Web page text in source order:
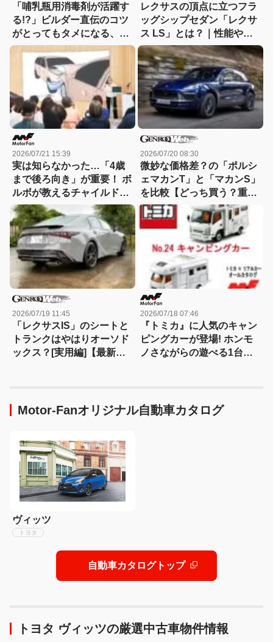
「哺乳瓶用消毒剤が活躍す
る!?」ビルダー直伝のコツ
がとってもタメになる、キ
ャンピングカーのお手入れ
レクサスの頂点に立つフラ
ッグシップセダン「レクサ
ス LS」とは？｜性能や特
徴、新車・中古車価格
2026/07/21 15:39
実は知らなかった…「4歳
まで後ろ向き」が重要！ ボ
ルボが教えるチャイルドシ
ートの正しい使い方
2026/07/20 08:30
微妙な価格差？の「ポルシ
ェマカンT」と「マカンS」
を比較【どっち買う？重箱
の隅ツツキ隊：09】
2026/07/19 11:45
「レクサスIS」のシートと
トランクはやはりオーソド
ックス？[実用編]【最新モ
2026/07/18 07:46
『トミカ』に人気のキャン
ピングカーが登場! ホンモ
ノさながらの遊べる1台、
Motor-Fanオリジナル自動車カタログ
ヴィッツ
トヨタ
自動車カタログトップ
トヨタ ヴィッツの厳選中古車物件情報